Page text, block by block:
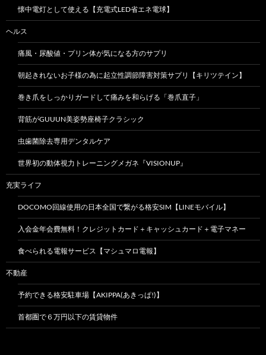
懐中電灯として使える【充電式LED省エネ電球】
ヘルス
痛風・尿酸値・プリン体が気になる方のサプリ
朝起きれないお子様の為に起立性調節障害対策サプリ【キリツテイン】
巻き爪をしっかりガードして痛みを和らげる「巻爪直子」
背筋がGUUUN美姿勢座椅子クラシック
虫歯菌除去専用デンタルケア
世界初の動体視力トレーニングメガネ『VISIONUP』
充実ライフ
DOCOMO回線使用の日本全国で繋がる格安SIM【LINEモバイル】
入会金年会費無料！クレジットカード＋キャッシュカード＋電子マネー
食べられる電報サービス【マシュマロ電報】
不動産
予約できる格安駐車場【AKIPPA(あきっぱ!)】
首都圏で６万円以下の賃貸物件